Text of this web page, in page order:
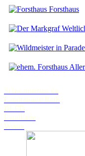
Forsthaus
Schwanstetten.de
Landratsamt Roth
BLFD
Landkarte
Wetter